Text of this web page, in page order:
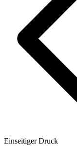
Einseitiger Druck